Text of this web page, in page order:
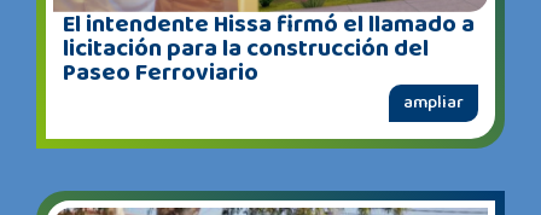
El intendente Hissa firmó el llamado a
licitación para la construcción del
Paseo Ferroviario
ampliar